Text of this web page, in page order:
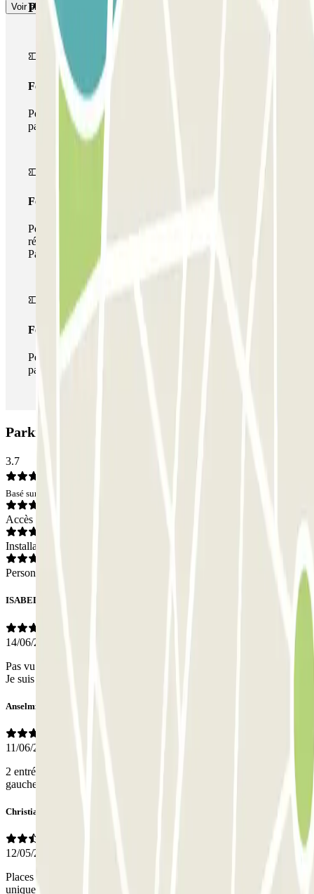
Voir plusProduits Parclick
Forfait Simple
Pendant votre séjour, vous ne pourrez entrer et sortir du
parking qu'une seule fois
Forfait de stationnement multiple
Pendant votre séjour, vous pouvez utiliser l'ensemble du
réseau de parkings de cet opérateur disponible sur
Parclick.
Forfait illimité
Pendant votre séjour, vous pouvez entrer et sortir du
parking aussi souvent que vous le souhaitez.
Parking Q-Park - Liberté: Avis
3.7
Basé sur 16 avis
Accès
Installations
Personnel
ISABELLE
14/06/2026
Pas vu de personnel dans le parking. Pas eu besoin d'appeler qq'un.
Je suis satisfaite de cette réservation.
Anselmine
11/06/2026
2 entrées de parking au même endroit donc bien choisir celui de
gauche
Christian
12/05/2026
Places très étroites, bonjour les coups de portières...... mais pas
uniquement q-park liberté, c'est valable pour tous les parkings de